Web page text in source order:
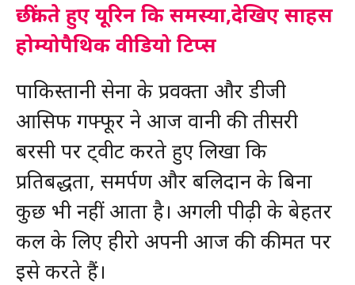
छींकते हुए यूरिन कि समस्या,देखिए साहस
होम्योपैथिक वीडियो टिप्स
पाकिस्तानी सेना के प्रवक्ता और डीजी
आसिफ गफ्फूर ने आज वानी की तीसरी
बरसी पर ट्वीट करते हुए लिखा कि
प्रतिबद्धता, समर्पण और बलिदान के बिना
कुछ भी नहीं आता है। अगली पीढ़ी के बेहतर
कल के लिए हीरो अपनी आज की कीमत पर
इसे करते हैं।